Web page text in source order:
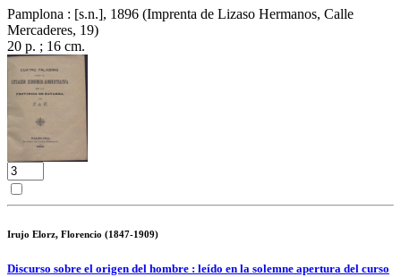
Pamplona : [s.n.], 1896 (Imprenta de Lizaso Hermanos, Calle
Mercaderes, 19)
20 p. ; 16 cm.
Irujo Elorz, Florencio (1847-1909)
Discurso sobre el origen del hombre : leído en la solemne apertura del curso